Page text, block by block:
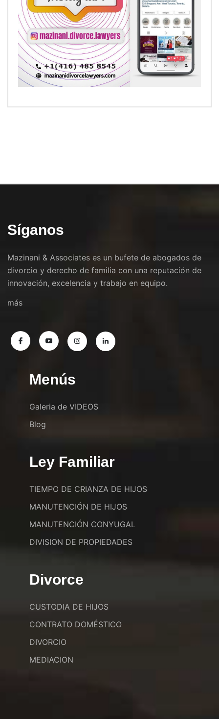
Síganos
Mazinani & Associates es un bufete de abogados de
divorcio y derecho de familia con una reputación de
innovación, excelencia y trabajo en equipo.
más
Menús
Galeria de VIDEOS
Blog
Ley Familiar
TIEMPO DE CRIANZA DE HIJOS
MANUTENCIÓN DE HIJOS
MANUTENCIÓN CONYUGAL
DIVISION DE PROPIEDADES
Divorce
CUSTODIA DE HIJOS
CONTRATO DOMÉSTICO
DIVORCIO
MEDIACION